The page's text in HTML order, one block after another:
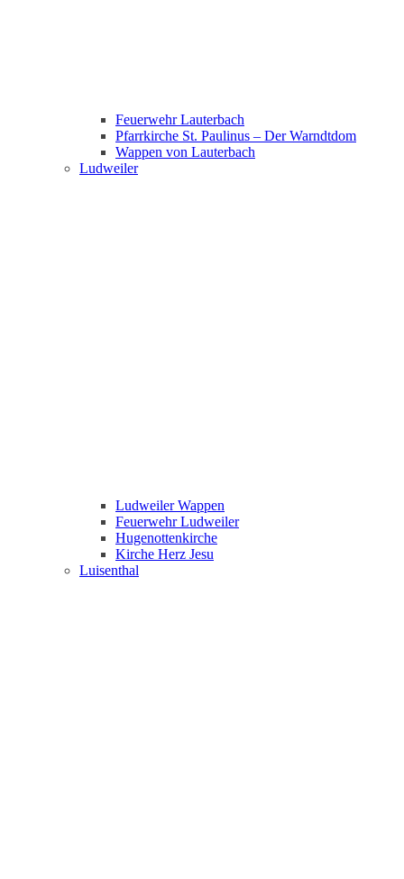
Feuerwehr Lauterbach
Pfarrkirche St. Paulinus – Der Warndtdom
Wappen von Lauterbach
Ludweiler
Ludweiler Wappen
Feuerwehr Ludweiler
Hugenottenkirche
Kirche Herz Jesu
Luisenthal